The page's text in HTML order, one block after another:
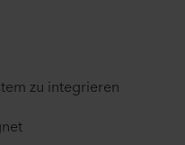
zu integrieren